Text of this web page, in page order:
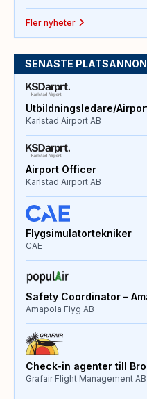
Fler nyheter
SENASTE
Utbildningsledare/
Karlstad Airport AB
Airport Officer
Karlstad Airport AB
Flygsimulatortekniker
CAE
Safety Coordinator –
Amapola Flyg AB
Check-in agenter till
Grafair Flight Management AB